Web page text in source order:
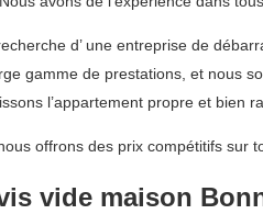
d’ une entreprise de
gamme de prestations, et nous
l’appartement propre et bien
offrons des prix compétitifs sur
vide maison